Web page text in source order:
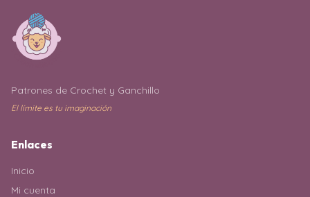
Patrones de Crochet y Ganchillo
El límite es tu imaginación
Enlaces
Inicio
Mi cuenta